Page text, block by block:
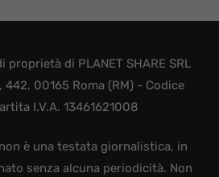
proprietà di PLANET SHARE SRL
442, 00165 Roma (RM) - Codice
I.V.A. 13461621008
è una testata giornalistica, in
senza alcuna periodicità. Non